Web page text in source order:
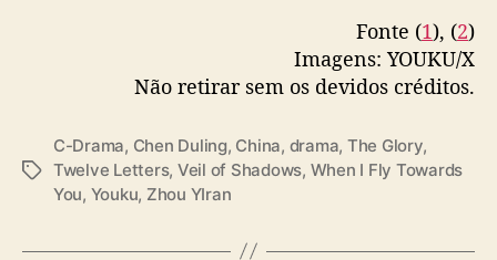
Fonte (1), (2)
Imagens: YOUKU/X
Não retirar sem os devidos créditos.
T
C-Drama, Chen Duling, China, drama, The Glory,
Twelve Letters, Veil of Shadows, When I Fly Towards
You, Youku, Zhou YIran